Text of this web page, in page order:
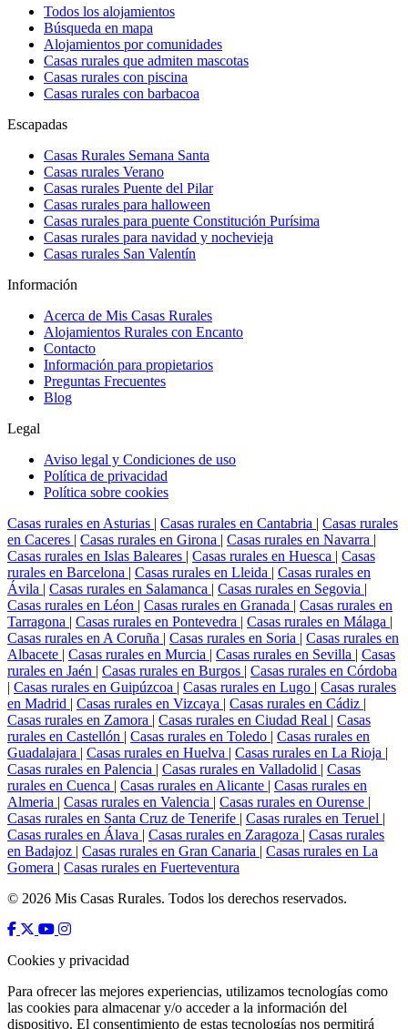
Todos los alojamientos
Búsqueda en mapa
Alojamientos por comunidades
Casas rurales que admiten mascotas
Casas rurales con piscina
Casas rurales con barbacoa
Escapadas
Casas Rurales Semana Santa
Casas rurales Verano
Casas rurales Puente del Pilar
Casas rurales para halloween
Casas rurales para puente Constitución Purísima
Casas rurales para navidad y nochevieja
Casas rurales San Valentín
Información
Acerca de Mis Casas Rurales
Alojamientos Rurales con Encanto
Contacto
Información para propietarios
Preguntas Frecuentes
Blog
Legal
Aviso legal y Condiciones de uso
Política de privacidad
Política sobre cookies
Casas rurales en Asturias | Casas rurales en Cantabria | Casas rurales
en Caceres | Casas rurales en Girona | Casas rurales en Navarra |
Casas rurales en Islas Baleares | Casas rurales en Huesca | Casas
rurales en Barcelona | Casas rurales en Lleida | Casas rurales en
Ávila | Casas rurales en Salamanca | Casas rurales en Segovia |
Casas rurales en Léon | Casas rurales en Granada | Casas rurales en
Tarragona | Casas rurales en Pontevedra | Casas rurales en Málaga |
Casas rurales en A Coruña | Casas rurales en Soria | Casas rurales en
Albacete | Casas rurales en Murcia | Casas rurales en Sevilla | Casas
rurales en Jaén | Casas rurales en Burgos | Casas rurales en Córdoba
| Casas rurales en Guipúzcoa | Casas rurales en Lugo | Casas rurales
en Madrid | Casas rurales en Vizcaya | Casas rurales en Cádiz |
Casas rurales en Zamora | Casas rurales en Ciudad Real | Casas
rurales en Castellón | Casas rurales en Toledo | Casas rurales en
Guadalajara | Casas rurales en Huelva | Casas rurales en La Rioja |
Casas rurales en Palencia | Casas rurales en Valladolid | Casas
rurales en Cuenca | Casas rurales en Alicante | Casas rurales en
Almeria | Casas rurales en Valencia | Casas rurales en Ourense |
Casas rurales en Santa Cruz de Tenerife | Casas rurales en Teruel |
Casas rurales en Álava | Casas rurales en Zaragoza | Casas rurales
en Badajoz | Casas rurales en Gran Canaria | Casas rurales en La
Gomera | Casas rurales en Fuerteventura
© 2026 Mis Casas Rurales. Todos los derechos reservados.
Cookies y privacidad
Para ofrecer las mejores experiencias, utilizamos tecnologías como
las cookies para almacenar y/o acceder a la información del
dispositivo. El consentimiento de estas tecnologías nos permitirá